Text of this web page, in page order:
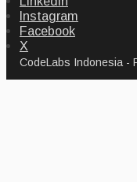
Instagram
Facebook
X
CodeLabs Indonesia -